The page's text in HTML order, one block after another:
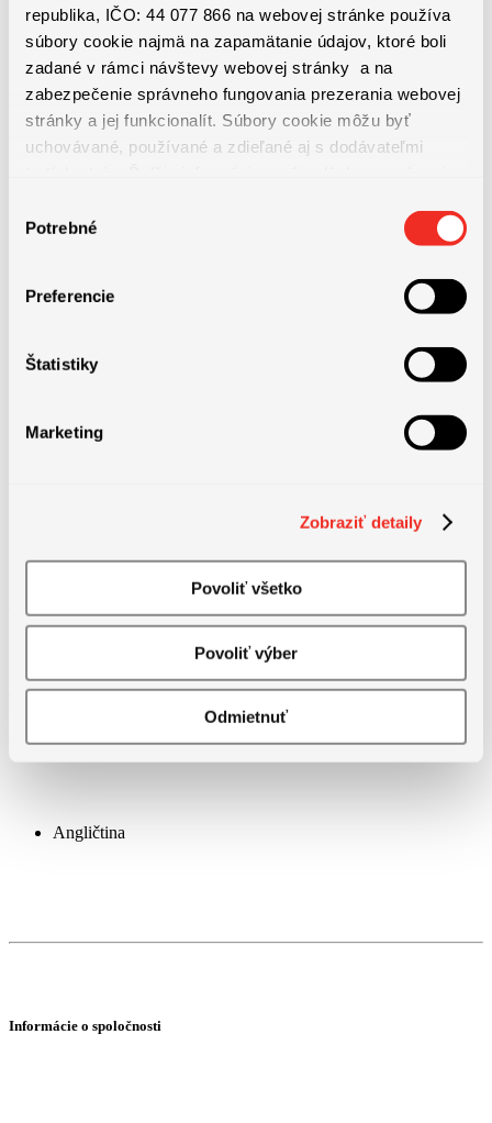
republika, IČO: 44 077 866 na webovej stránke používa
súbory cookie najmä na zapamätanie údajov, ktoré boli
zadané v rámci návštevy webovej stránky a na
zabezpečenie správneho fungovania prezerania webovej
stránky a jej funkcionalít. Súbory cookie môžu byť
uchovávané, používané a zdieľané aj s dodávateľmi
osobných údajov
súhlasu
Potrebné
Preferencie
Štatistiky
Marketing
Zobraziť detaily
Povoliť všetko
Povoliť výber
Odmietnuť
Benefity práce
služobné auto aj na súkromné účely
služobný telefón, notebook
možnosť flexibilnej pracovnej doby a príležitostného home
Jazykové požiadavky
Angličtina
Informácie o spoločnosti